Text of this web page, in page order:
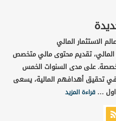
الاستثمار المالي
المالي، تقديم محتوى مالي متخصص
على مدى السنوات الخمس
في تحقيق أهدافهم المالية، يسعى
…قراءة المزيد